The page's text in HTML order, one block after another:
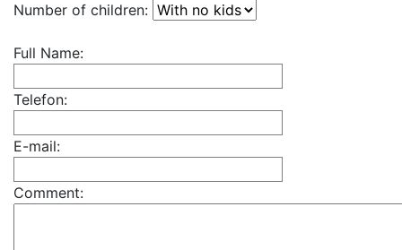
Number of children:
Full Name:
Telefon:
E-mail:
Comment: